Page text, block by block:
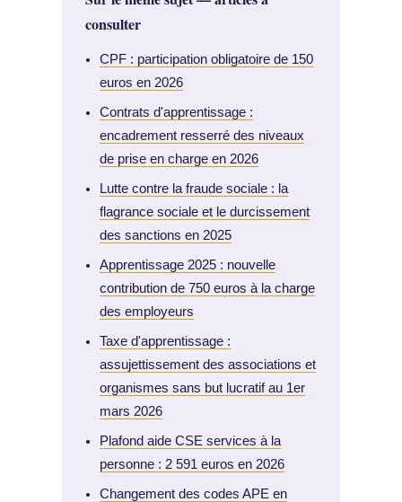
consulter
CPF : participation obligatoire de 150
euros en 2026
Contrats d'apprentissage :
encadrement resserré des niveaux
de prise en charge en 2026
Lutte contre la fraude sociale : la
flagrance sociale et le durcissement
des sanctions en 2025
Apprentissage 2025 : nouvelle
contribution de 750 euros à la charge
des employeurs
Taxe d'apprentissage :
assujettissement des associations et
organismes sans but lucratif au 1er
mars 2026
Plafond aide CSE services à la
personne : 2 591 euros en 2026
Changement des codes APE en